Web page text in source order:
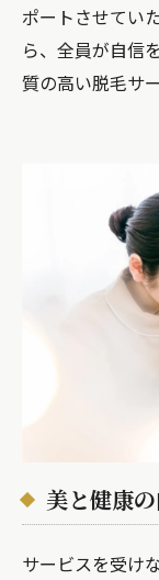
ポートさせてい
ら、全員が自信
質の高い脱毛サ
美と健康
サービスを受け